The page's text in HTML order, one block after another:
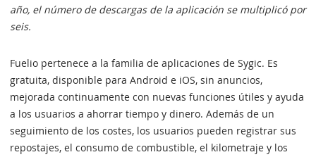
año, el número de descargas de la aplicación se multiplicó por
seis.
Fuelio pertenece a la familia de aplicaciones de Sygic. Es
gratuita, disponible para Android e iOS, sin anuncios,
mejorada continuamente con nuevas funciones útiles y ayuda
a los usuarios a ahorrar tiempo y dinero. Además de un
seguimiento de los costes, los usuarios pueden registrar sus
repostajes, el consumo de combustible, el kilometraje y los